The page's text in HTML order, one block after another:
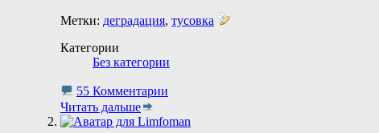
Метки: деградация, тусовка
Категории
Без категории
55 Комментарии
Читать дальше